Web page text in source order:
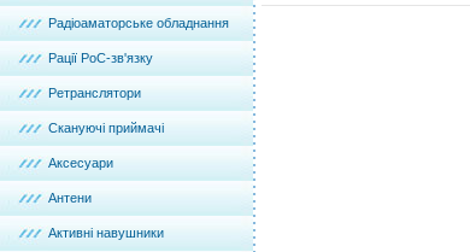
Радіоаматорське обладнання
Рації PoC-зв'язку
Ретранслятори
Скануючі приймачі
Аксесуари
Антени
Активні навушники